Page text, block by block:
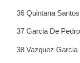
36 Quintana
37 Garcia De
38 Vazquez Garcia